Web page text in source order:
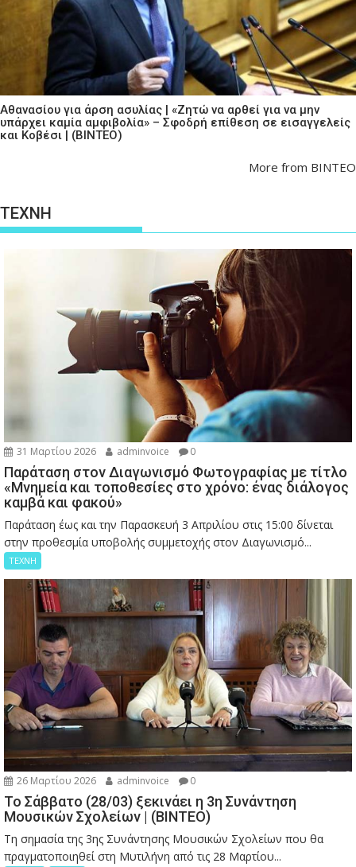
Αθανασίου για άρση ασυλίας | «Ζητώ να αρθεί για να μην
υπάρχει καμία αμφιβολία» – Σφοδρή επίθεση σε εισαγγελείς
και Κοβέσι | (ΒΙΝΤΕΟ)
More from ΒΙΝΤΕΟ
ΤΕΧΝΗ
31 Μαρτίου 2026 adminvoice 0
Παράταση στον Διαγωνισμό Φωτογραφίας με τίτλο
«Μνημεία και τοποθεσίες στο χρόνο: ένας διάλογος
καμβά και φακού»
Παράταση έως και την Παρασκευή 3 Απριλίου στις 15:00 δίνεται
στην προθεσμία υποβολής συμμετοχής στον Διαγωνισμό...
ΤΕΧΝΗ
26 Μαρτίου 2026 adminvoice 0
Το Σάββατο (28/03) ξεκινάει η 3η Συνάντηση
Μουσικών Σχολείων | (ΒΙΝΤΕΟ)
Τη σημασία της 3ης Συνάντησης Μουσικών Σχολείων που θα
πραγματοποιηθεί στη Μυτιλήνη από τις 28 Μαρτίου...